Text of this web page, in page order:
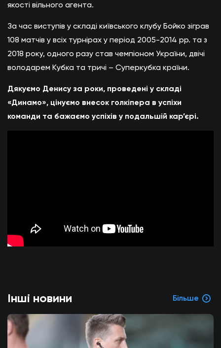
якості вільного агента.
За час виступів у складі київського клубу Бойко зіграв
108 матчів у всіх турнірах у період 2005-2014 рр. та з
2018 року, одного разу став чемпіоном України, двічі
володарем Кубка та тричі – Суперкубка країни.
Дякуємо Денису за роки, проведені у складі
«Динамо», цінуємо внесок голкіпера в успіхи
команди та бажаємо успіхів у подальшій кар’єрі.
Інші новини Більше